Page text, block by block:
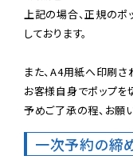
上記の場合、正規のポ
しております。
また、A4用紙へ印刷さ
お客様自身でポップを
予めご了承の程、お願い
一次予約の締